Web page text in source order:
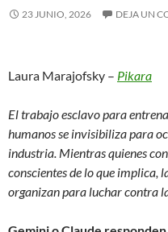
23 JUNIO, 2026 DEJA UN
Laura Marajofsky – Pikara
El trabajo esclavo para
humanos se invisibiliza para
industria. Mientras quienes
conscientes de lo que implica,
organizan para luchar contra